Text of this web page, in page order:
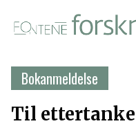
Bokanmeldelse
Til